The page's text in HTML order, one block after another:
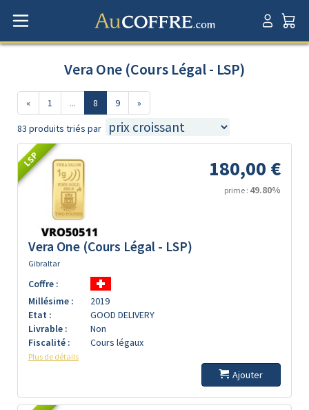
Vera One (Cours Légal - LSP)
« 1 ... 8 9 »
83 produits triés par
LSP 180,00 €
prime : 49.80%
Vera One (Cours Légal - LSP)
Gibraltar
Coffre :
Millésime :
2019
Etat :
GOOD DELIVERY
Livrable :
Non
Fiscalité :
Cours légaux
Plus de détails
Ajouter